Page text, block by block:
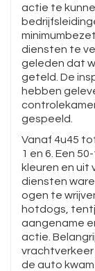
actie te
diensten te
geleden dat
geteld. De
hebben
gespeeld.
Vanaf 4u45
1 en 6. Een
kleuren en uit
diensten
ogen te
hotdogs,
aangename
actie.
de auto